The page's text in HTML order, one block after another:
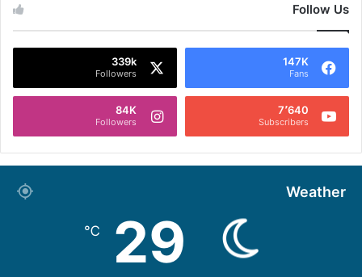
Follow Us
147K
Fans
339k
Followers
7٬640
Subscribers
84K
Followers
Weather
29
℃